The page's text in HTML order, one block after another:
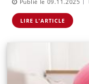
LIRE L'ARTICLE